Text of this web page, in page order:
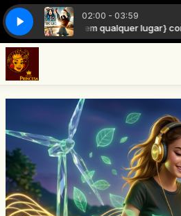
02:00 - 03:59
lugar} com Michael RosasTamo